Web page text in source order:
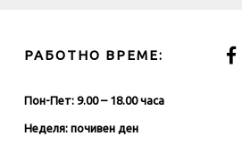
РАБОТНО ВРЕМЕ:
Пон-Пет: 9.00 – 18.00 часа
Неделя: почивен ден